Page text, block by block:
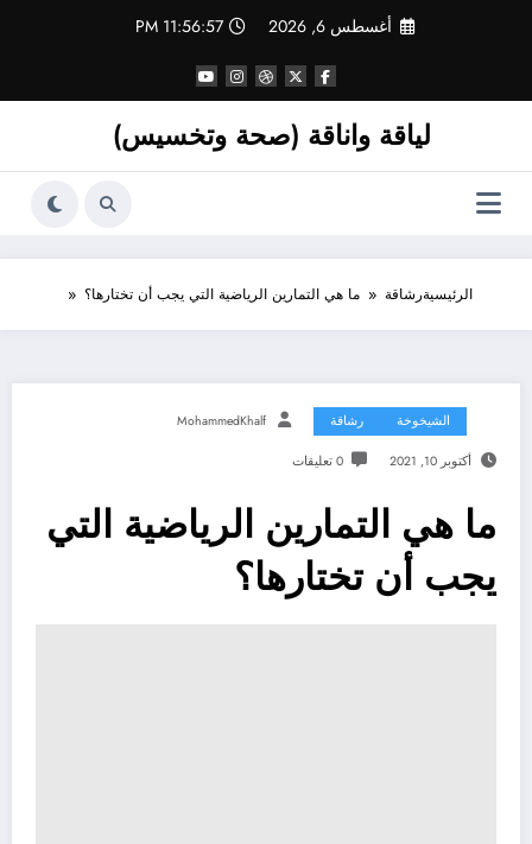
أغسطس 6, 2026 11:56:58 PM
لياقة واناقة (صحة وتخسيس)
الرئيسيةرشاقة ما هي التمارين الرياضية التي يجب أن تختارها؟
الشيخوخة رشاقة MohammedKhalf
أكتوبر 10, 2021 0 تعليقات
ما هي التمارين الرياضية التي
يجب أن تختارها؟